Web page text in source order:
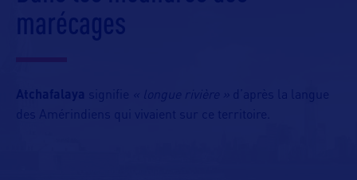
marécages
Atchafalaya signifie « longue rivière »
d’après la langue
des Amérindiens qui vivaient sur ce territoire.